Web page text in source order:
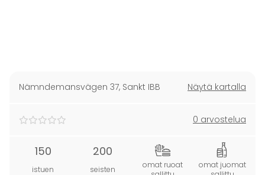
Nämndemansvägen 37, Sankt IBB Näytä kartalla
0 arvostelua
150
istuen
200
seisten
omat ruoat
omat juomat